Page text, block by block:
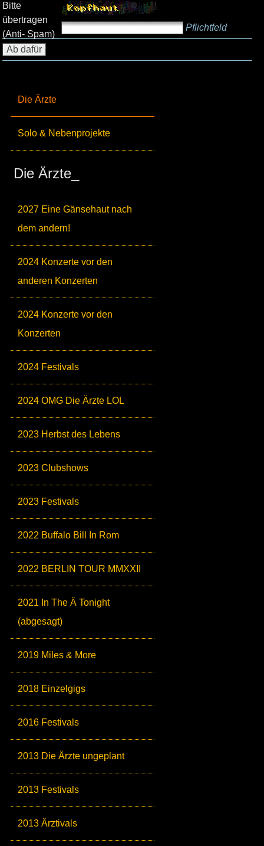
Die Ärzte
Solo & Nebenprojekte
Die Ärzte_
2027 Eine Gänsehaut nach
dem andern!
2024 Konzerte vor den
anderen Konzerten
2024 Konzerte vor den
Konzerten
2024 Festivals
2024 OMG Die Ärzte LOL
2023 Herbst des Lebens
2023 Clubshows
2023 Festivals
2022 Buffalo Bill In Rom
2022 BERLIN TOUR MMXXII
2021 In The Ä Tonight
(abgesagt)
2019 Miles & More
2018 Einzelgigs
2016 Festivals
2013 Die Ärzte ungeplant
2013 Festivals
2013 Ärztivals
Bitte
übertragen
(Anti- Spam)
Pflichtfeld